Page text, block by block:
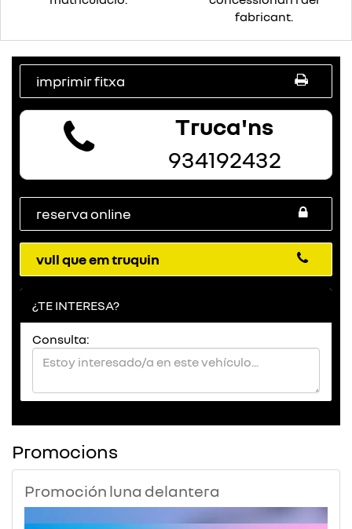
fabricant.
imprimir fitxa
Truca'ns
934192432
reserva online
vull que em truquin
¿TE INTERESA?
Consulta:
Promocions
Promoción luna delantera